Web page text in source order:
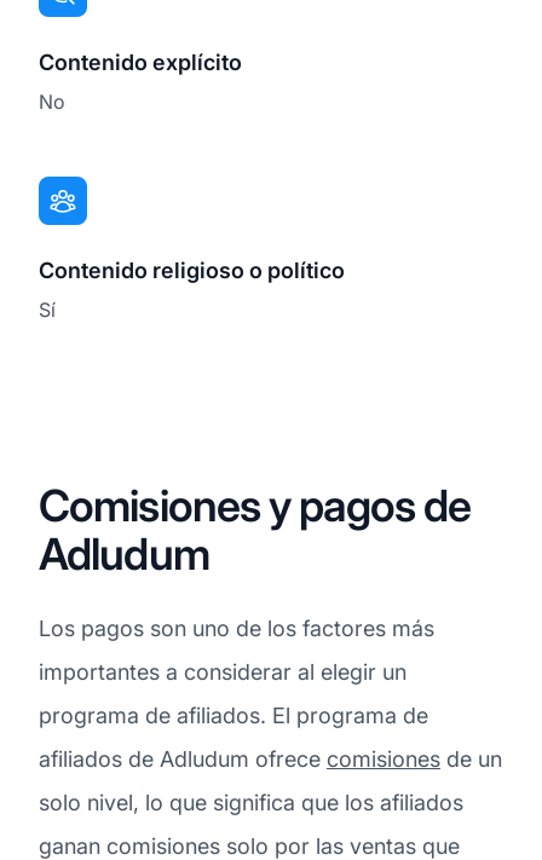
Contenido explícito
No
Contenido religioso o político
Sí
Comisiones y pagos de
Adludum
Los pagos son uno de los factores más
importantes a considerar al elegir un
programa de afiliados. El programa de
afiliados de Adludum ofrece comisiones de un
solo nivel, lo que significa que los afiliados
ganan comisiones solo por las ventas que